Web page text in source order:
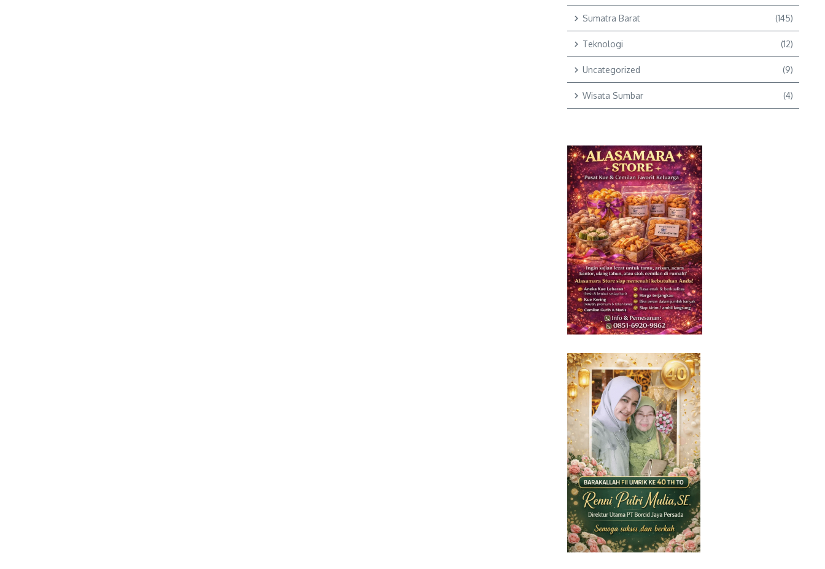
Sumatra Barat (145)
Teknologi (12)
Uncategorized (9)
Wisata Sumbar (4)